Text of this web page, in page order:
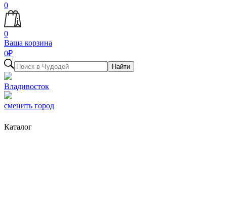
0
0
Ваша корзина
0₽
Найти
Владивосток
сменить город
Каталог